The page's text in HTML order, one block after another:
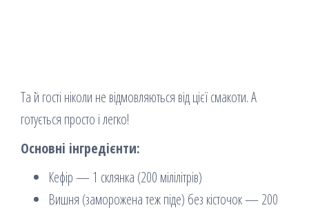
Та й гості ніколи не відмовляються від цієї смакоти. А
готується просто і легко!
Основні інгредієнти:
Кефір — 1 склянка (200 мілілітрів)
Вишня (заморожена теж піде) без кісточок — 200